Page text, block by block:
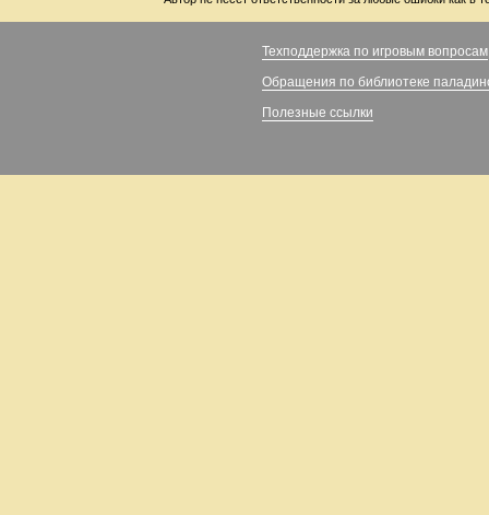
Техподдержка по игровым вопросам
Обращения по библиотеке
Полезные ссылки